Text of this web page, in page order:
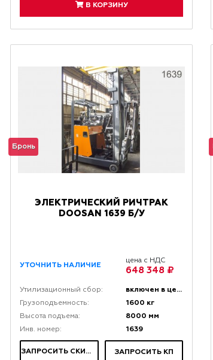
В КОРЗИНУ
Бронь
ЭЛЕКТРИЧЕСКИЙ РИЧТРАК
DOOSAN 1639 Б/У
УТОЧНИТЬ НАЛИЧИЕ
цена с НДС
648 348 ₽
Утилизационный сбор: включен в цену
Грузоподъемность: 1600 кг
Высота подъема: 8000 мм
Инв. номер: 1639
ЗАПРОСИТЬ СКИДКУ ЗАПРОСИТЬ КП